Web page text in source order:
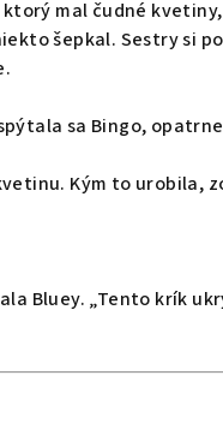
mal čudné
šepkal. Sestry si
sa Bingo,
Kým to urobila,
Bluey. „Tento krík